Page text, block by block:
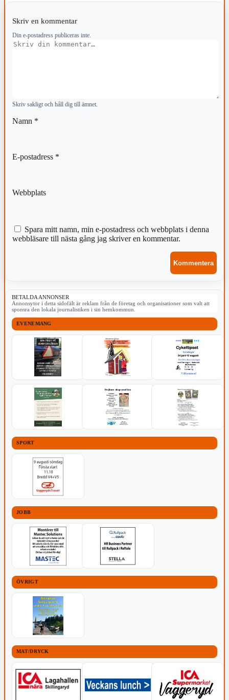
Skriv en kommentar
Din e-postadress publiceras inte.
Kommentar
Skriv sakligt och håll dig till ämnet.
Namn *
E-postadress *
Webbplats
Spara mitt namn, min e-postadress och webbplats i denna
webbläsare till nästa gång jag skriver en kommentar.
BETALDA ANNONSER
Annonsytor i detta sidofält är reklam från de företag och organisationer som valt att
sponsra den lokala journalistiken i sin hemkommun.
EVENEMANG
SPORT
JOBB
ÖVRIGT
MAT/DRYCK